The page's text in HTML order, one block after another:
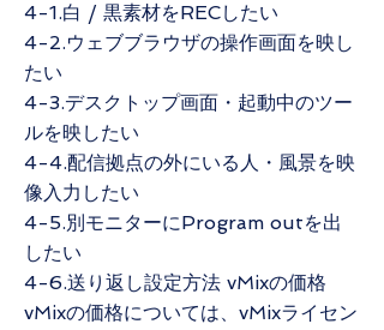
4-1.白 / 黒素材をRECしたい
4-2.ウェブブラウザの操作画面を映し
たい
4-3.デスクトップ画面・起動中のツー
ルを映したい
4-4.配信拠点の外にいる人・風景を映
像入力したい
4-5.別モニターにProgram outを出
したい
4-6.送り返し設定方法 vMixの価格
vMixの価格については、vMixライセン